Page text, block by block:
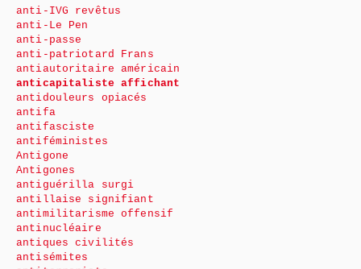
anti-IVG revêtus
anti-Le Pen
anti-passe
anti-patriotard Frans
antiautoritaire américain
anticapitaliste affichant
antidouleurs opiacés
antifa
antifasciste
antiféministes
Antigone
Antigones
antiguérilla surgi
antillaise signifiant
antimilitarisme offensif
antinucléaire
antiques civilités
antisémites